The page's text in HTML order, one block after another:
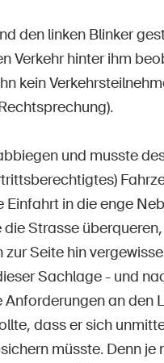
alla newsletter
den linken Blinker
Verkehr hinter ihm
kein
und musste
in die enge
Strasse
Seite hin
Sachlage - und
an den
dass er sich
müsste. Denn je